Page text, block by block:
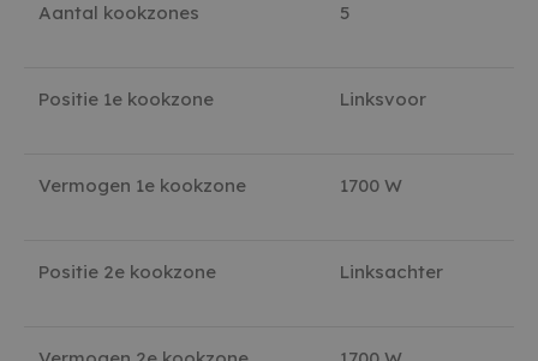
Aantal kookzones 5
Positie 1e kookzone Linksvoor
Vermogen 1e kookzone 1700 W
Positie 2e kookzone Linksachter